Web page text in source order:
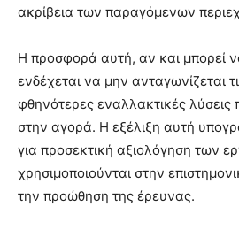
ακρίβεια των παραγόμενων
Η προσφορά αυτή, αν και μπορεί
ενδέχεται να μην ανταγωνίζεται
φθηνότερες εναλλακτικές
στην αγορά. Η εξέλιξη αυτή
για προσεκτική αξιολόγηση των
χρησιμοποιούνται στην
την προώθηση της έρευνας.